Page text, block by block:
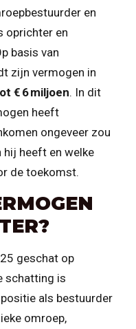
en
oprichter en
basis van
zijn vermogen in
€ 6 miljoen. In dit
heeft
ongeveer zou
hij heeft en welke
de toekomst.
geschat op
schatting is
als bestuurder
omroep,